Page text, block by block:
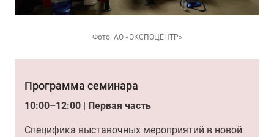
Фото: АО «ЭКСПОЦЕНТР»
Программа семинара
10:00–12:00 | Первая часть
Специфика выставочных мероприятий в новой